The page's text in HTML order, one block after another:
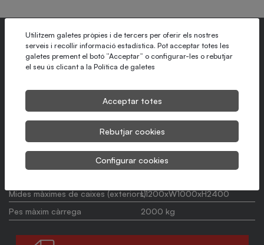
Sistema de fre mecànic
Configuració mitjançant pantalla tàctil
Diseny pensat per garantitzar una experiència senzilla y eficient
Adaptable a diferents mides i alçades de palet
Mides màximes de caixes (exteriors)L1200xW1000xH2400
Pes màxim càrrega
2000 kg
Utilitzem galetes pròpies i de tercers per oferir els nostres
serveis i recollir informació estadística. Pot acceptar totes les
galetes prement el botó ”Acceptar” o configurar-les o rebutjar
el seu ús clicant a la Política de galetes
Acceptar totes
Rebutjar cookies
Configurar cookies